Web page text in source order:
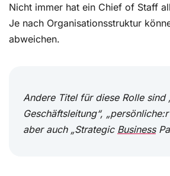
Nicht immer hat ein Chief of Staff
Je nach Organisationsstruktur
abweichen.
Andere Titel für diese Rolle sind
Geschäftsleitung“,
aber auch „Strategic Business